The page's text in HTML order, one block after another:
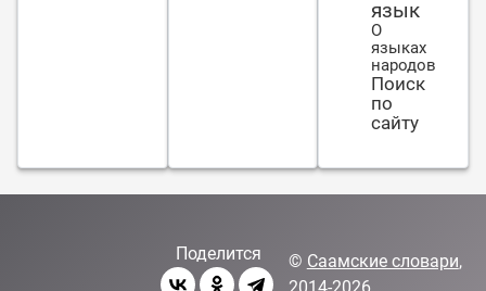
язык
О
языках
народов
Поиск
по
сайту
Поделится © Саамские словари,